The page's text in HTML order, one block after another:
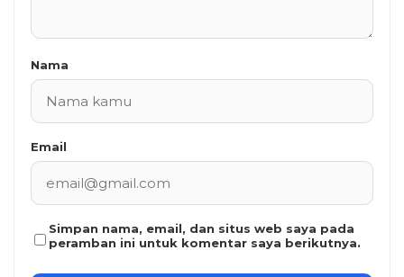
Nama
Email
Simpan nama, email, dan situs web saya pada
peramban ini untuk komentar saya berikutnya.